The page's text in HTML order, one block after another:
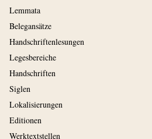
Lemmata
Belegansätze
Handschriftenlesungen
Legesbereiche
Handschriften
Siglen
Lokalisierungen
Editionen
Werktextstellen